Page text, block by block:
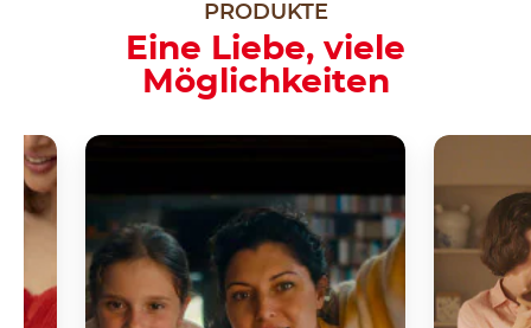
PRODUKTE
Eine Liebe, viele
Möglichkeiten